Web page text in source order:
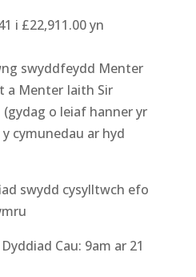
i £22,911.00 yn
swyddfeydd Menter
a Menter Iaith Sir
o leiaf hanner yr
cymunedau ar hyd
swydd cysylltwch efo
Cau: 9am ar 21